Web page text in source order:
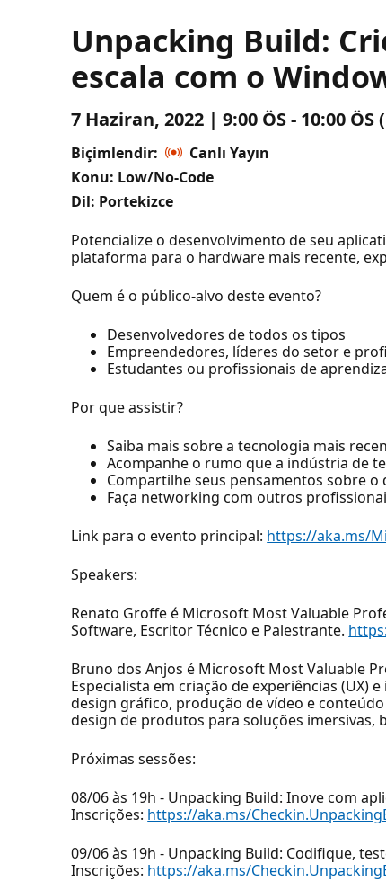
Unpacking Build:
escala com o
7 Haziran, 2022 | 9:00 ÖS - 10:00
Biçimlendir:
Canlı Yayın
Konu: Low/No-Code
Dil: Portekizce
Potencialize o desenvolvimento de seu
plataforma para o hardware mais recente,
Quem é o público-alvo deste evento?
Desenvolvedores de todos os tipos
Empreendedores, líderes do setor e
Estudantes ou profissionais de
Por que assistir?
Saiba mais sobre a tecnologia mais
Acompanhe o rumo que a indústria de
Compartilhe seus pensamentos sobre
Faça networking com outros
Link para o evento principal: https://aka.ms/
Speakers:
Renato Groffe é Microsoft Most Valuable
Software, Escritor Técnico e Palestrante.
Bruno dos Anjos é Microsoft Most Valuable
Especialista em criação de experiências
design gráfico, produção de vídeo e conteúdo
design de produtos para soluções imersivas,
Próximas sessões:
08/06 às 19h - Unpacking Build: Inove com
Inscrições: https://aka.ms/
09/06 às 19h - Unpacking Build: Codifique,
Inscrições: https://aka.ms/